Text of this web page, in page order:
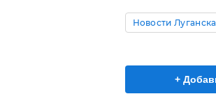
Новости Луганска
+